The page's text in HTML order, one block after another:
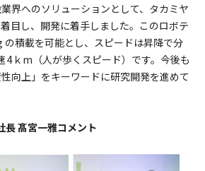
界へのソリューションとして、タカミヤ
目し、開発に着手しました。このロボテ
の積載を可能とし、スピードは昇降で分
4ｋm（人が歩くスピード）です。今後も
性向上」をキーワードに研究開発を進めて
髙宮一雅コメント